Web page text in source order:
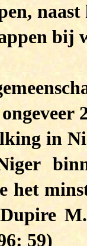
bij
in
het
59)